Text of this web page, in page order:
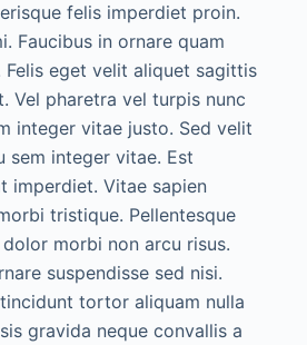
felis imperdiet proin.
Faucibus in ornare quam
eget velit aliquet sagittis
Vel pharetra vel turpis nunc
integer vitae justo. Sed velit
sem integer vitae. Est
imperdiet. Vitae sapien
tristique. Pellentesque
morbi non arcu risus.
suspendisse sed nisi.
tortor aliquam nulla
gravida neque convallis a